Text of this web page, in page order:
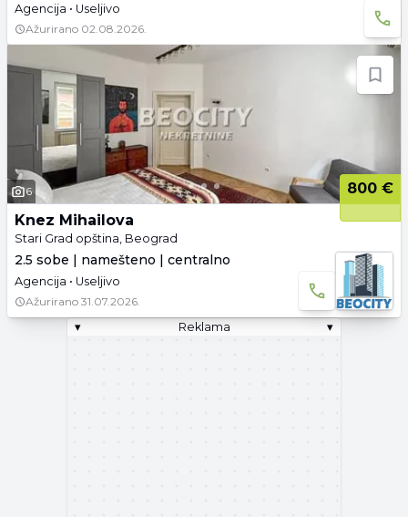
Agencija • Useljivo
Ažurirano 02.08.2026.
6
800 €
Knez Mihailova
Stari Grad opština, Beograd
2.5 sobe | namešteno | centralno
Agencija • Useljivo
Ažurirano 31.07.2026.
▾
Reklama ▾